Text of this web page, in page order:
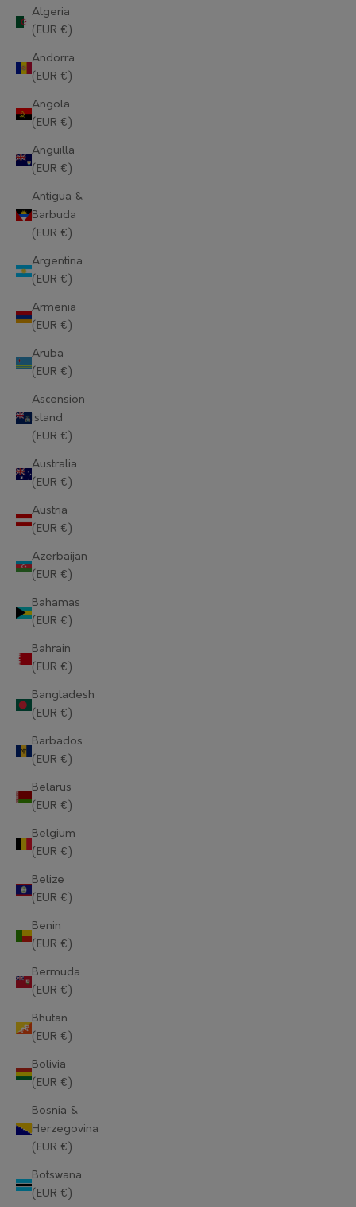
Algeria
(EUR €)
Andorra
(EUR €)
Angola
(EUR €)
Anguilla
(EUR €)
Antigua &
Barbuda
(EUR €)
Argentina
(EUR €)
Armenia
(EUR €)
Aruba
(EUR €)
Ascension
Island
(EUR €)
Australia
(EUR €)
Austria
(EUR €)
Azerbaijan
(EUR €)
Bahamas
(EUR €)
Bahrain
(EUR €)
Bangladesh
(EUR €)
Barbados
(EUR €)
Belarus
(EUR €)
Belgium
(EUR €)
Belize
(EUR €)
Benin
(EUR €)
Bermuda
(EUR €)
Bhutan
(EUR €)
Bolivia
(EUR €)
Bosnia &
Herzegovina
(EUR €)
Botswana
(EUR €)